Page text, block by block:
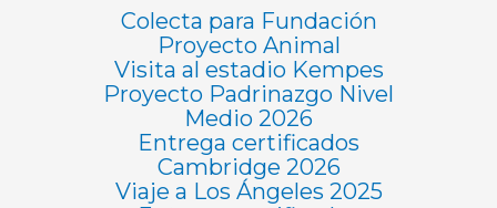
Colecta para Fundación
Proyecto Animal
Visita al estadio Kempes
Proyecto Padrinazgo Nivel
Medio 2026
Entrega certificados
Cambridge 2026
Viaje a Los Ángeles 2025